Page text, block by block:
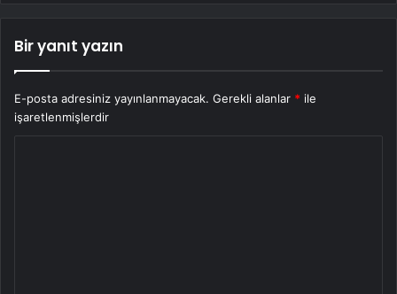
Bir yanıt yazın
E-posta adresiniz yayınlanmayacak. Gerekli alanlar * ile
işaretlenmişlerdir